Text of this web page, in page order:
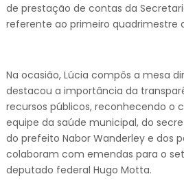
de prestação de contas da
referente ao primeiro quadrimestre
Na ocasião, Lúcia compôs a mesa
destacou a importância da
recursos públicos, reconhecendo o
equipe da saúde municipal, do
do prefeito Nabor Wanderley e dos
colaboram com emendas para o
deputado federal Hugo Motta.